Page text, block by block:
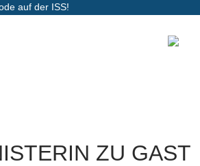
auf der ISS!
ZU GAST